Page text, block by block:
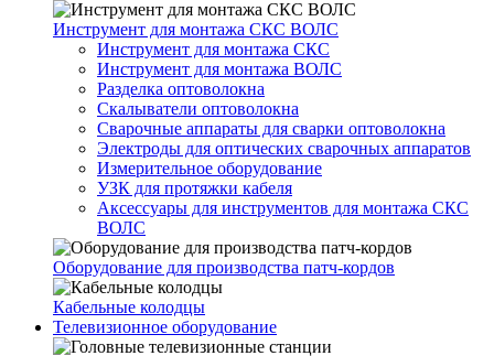
Инструмент для монтажа СКС ВОЛС
Инструмент для монтажа СКС
Инструмент для монтажа ВОЛС
Разделка оптоволокна
Скалыватели оптоволокна
Сварочные аппараты для сварки оптоволокна
Электроды для оптических сварочных аппаратов
Измерительное оборудование
УЗК для протяжки кабеля
Аксессуары для инструментов для монтажа СКС
ВОЛС
Оборудование для производства патч-кордов
Кабельные колодцы
Телевизионное оборудование